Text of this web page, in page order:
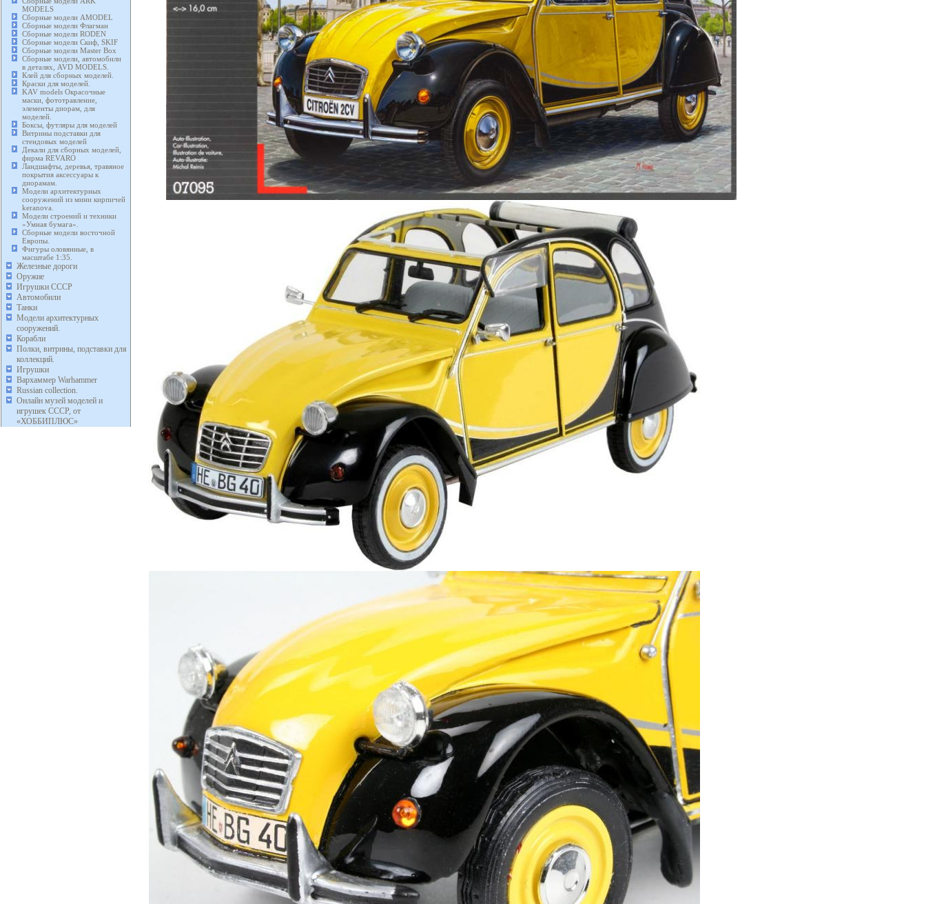
MODELS
Сборные модели AMODEL
Сборные модели Флагман
Сборные модели RODEN
Сборные модели Скиф, SKIF
Сборные модели Master Box
Сборные модели, автомобили
в деталях, AVD MODELS.
Клей для сборных моделей.
Краски для моделей.
KAV models Окрасочные
маски, фототравление,
элементы диорам, для
моделей.
Боксы, футляры для моделей
Витрины подставки для
стендовых моделей
Декали для сборных моделей,
фирма REVARO
Ландшафты, деревья, травяное
покрытия аксессуары к
диорамам.
Модели архитектурных
сооружений из мини кирпичей
keranova.
Модели строений и техники
«Умная бумага».
Сборные модели восточной
Европы.
Фигуры оловянные, в
масштабе 1:35.
Железные дороги
Оружие
Игрушки СССР
Автомобили
Танки
Модели архитектурных
сооружений.
Корабли
Полки, витрины, подставки для
коллекций.
Игрушки
Вархаммер Warhammer
Russian collection.
Онлайн музей моделей и
игрушек СССР, от
«ХОББИПЛЮС»